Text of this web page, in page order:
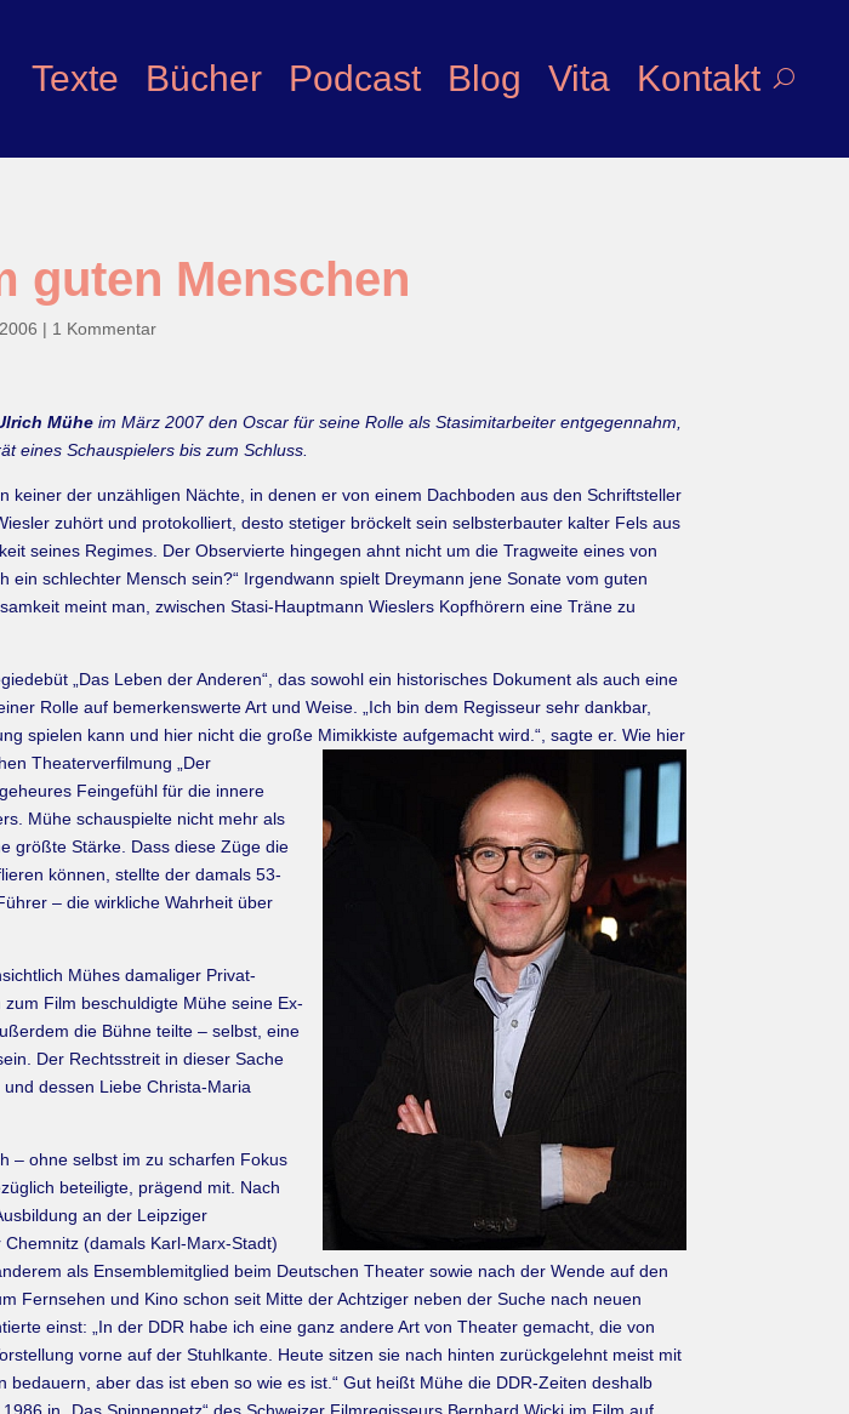
Texte Bücher Podcast Blog Vita Kontakt
guten Menschen
| 1 Kommentar
Mühe im März 2007 den Oscar für seine Rolle als Stasimitarbeiter entgegennahm,
eines Schauspielers bis zum Schluss.
der unzähligen Nächte, in denen er von einem Dachboden aus den Schriftsteller
zuhört und protokolliert, desto stetiger bröckelt sein selbsterbauter kalter Fels aus
seines Regimes. Der Observierte hingegen ahnt nicht um die Tragweite eines von
schlechter Mensch sein?“ Irgendwann spielt Dreymann jene Sonate vom guten
meint man, zwischen Stasi-Hauptmann Wieslers Kopfhörern eine Träne zu
„Das Leben der Anderen“, das sowohl ein historisches Dokument als auch eine
Rolle auf bemerkenswerte Art und Weise. „Ich bin dem Regisseur sehr dankbar,
spielen kann und hier nicht die große Mimikkiste aufgemacht wird.“, sagte er.Wie hier
Theaterverfilmung „Der
Feingefühl für die innere
Mühe schauspielte nicht mehr als
größte Stärke. Dass diese Züge die
können, stellte der damals 53-
– die wirkliche Wahrheit über
Mühes damaliger Privat-
Film beschuldigte Mühe seine Ex-
die Bühne teilte – selbst, eine
Der Rechtsstreit in dieser Sache
dessen Liebe Christa-Maria
– ohne selbst im zu scharfen Fokus
beteiligte, prägend mit. Nach
an der Leipziger
(damals Karl-Marx-Stadt)
als Ensemblemitglied beim Deutschen Theater sowie nach der Wende auf den
Fernsehen und Kino schon seit Mitte der Achtziger neben der Suche nach neuen
einst: „In der DDR habe ich eine ganz andere Art von Theater gemacht, die von
vorne auf der Stuhlkante. Heute sitzen sie nach hinten zurückgelehnt meist mit
aber das ist eben so wie es ist.“ Gut heißt Mühe die DDR-Zeiten deshalb